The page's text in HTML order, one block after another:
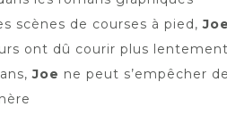
scènes de courses à pied, Joe
ont dû courir plus
Joe ne peut s’empêcher